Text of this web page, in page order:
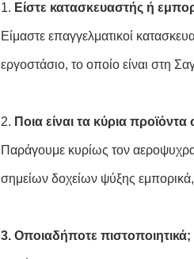
1. Είστε κατασκευαστής ή
Είμαστε επαγγελματικοί
εργοστάσιο, το οποίο είναι στη
2. Ποια είναι τα κύρια προϊόντα
Παράγουμε κυρίως τον
σημείων δοχείων ψύξης
3. Οποιαδήποτε πιστοποιητικά;